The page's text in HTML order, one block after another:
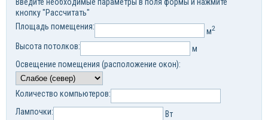
кнопку "Рассчитать"
Площадь помещения:
м2
Высота потолков:
м
Освещение помещения (расположение окон):
Количество компьютеров:
Лампочки:
Вт